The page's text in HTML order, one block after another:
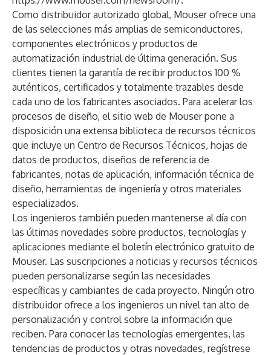
Como distribuidor autorizado global, Mouser ofrece una
de las selecciones más amplias de semiconductores,
componentes electrónicos y productos de
automatización industrial de última generación. Sus
clientes tienen la garantía de recibir productos 100 %
auténticos, certificados y totalmente trazables desde
cada uno de los fabricantes asociados. Para acelerar los
procesos de diseño, el sitio web de Mouser pone a
disposición una extensa biblioteca de recursos técnicos
que incluye un Centro de Recursos Técnicos, hojas de
datos de productos, diseños de referencia de
fabricantes, notas de aplicación, información técnica de
diseño, herramientas de ingeniería y otros materiales
especializados.
Los ingenieros también pueden mantenerse al día con
las últimas novedades sobre productos, tecnologías y
aplicaciones mediante el boletín electrónico gratuito de
Mouser. Las suscripciones a noticias y recursos técnicos
pueden personalizarse según las necesidades
específicas y cambiantes de cada proyecto. Ningún otro
distribuidor ofrece a los ingenieros un nivel tan alto de
personalización y control sobre la información que
reciben. Para conocer las tecnologías emergentes, las
tendencias de productos y otras novedades, regístrese